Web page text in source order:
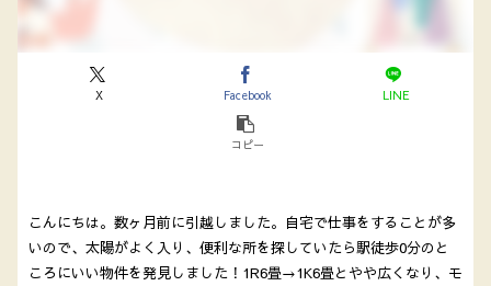
X Facebook LINE
コピー
こんにちは。数ヶ月前に引越しました。自宅で仕事をすることが多
いので、太陽がよく入り、便利な所を探していたら駅徒歩0分のと
ころにいい物件を発見しました！1R6畳→1K6畳とやや広くなり、モ